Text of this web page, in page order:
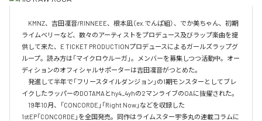
KMNZ、吉田凜音/RINNEEE、根本凪（ex.でんぱ組）、でか美ちゃん、初期
ライムベリーなど、数々のアーティストをプロデュース及びラップ楽曲を提
供して来た、E TICKET PRODUCTIONプロデュースによるガールズラップグ
ループ。読み方は「マイクロウルーガ」。メンバーを募集しつつ活動中。オー
ディションのオフィシャルサポーターは吉田凜音がつとめた。
発進して半年で「フリースタイルダンジョン」の1期モンスターとしてブレ
イクしたラッパーのDOTAMAとhy4_4yhの2マンライブのOAに抜擢された。
19年10月、「CONCORDE」「Right Now」などを収録した
1stEP「CONCORDE」を全国発売。同作はライムスター宇多丸の連載コラムに